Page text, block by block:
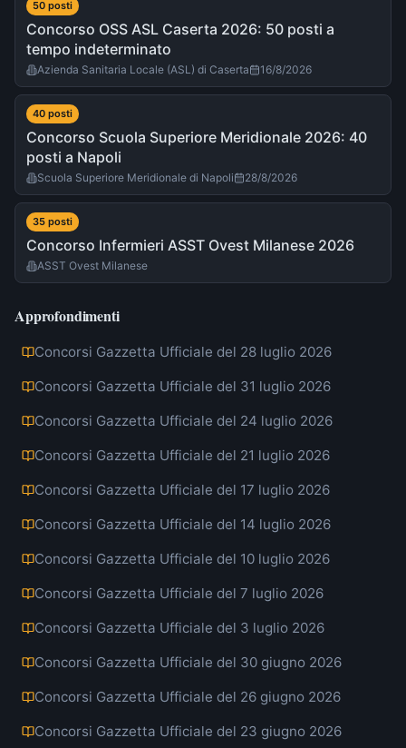
50 posti
Concorso OSS ASL Caserta 2026: 50 posti a
tempo indeterminato
Azienda Sanitaria Locale (ASL) di Caserta 16/8/2026
40 posti
Concorso Scuola Superiore Meridionale 2026: 40
posti a Napoli
Scuola Superiore Meridionale di Napoli 28/8/2026
35 posti
Concorso Infermieri ASST Ovest Milanese 2026
ASST Ovest Milanese
Approfondimenti
Concorsi Gazzetta Ufficiale del 28 luglio 2026
Concorsi Gazzetta Ufficiale del 31 luglio 2026
Concorsi Gazzetta Ufficiale del 24 luglio 2026
Concorsi Gazzetta Ufficiale del 21 luglio 2026
Concorsi Gazzetta Ufficiale del 17 luglio 2026
Concorsi Gazzetta Ufficiale del 14 luglio 2026
Concorsi Gazzetta Ufficiale del 10 luglio 2026
Concorsi Gazzetta Ufficiale del 7 luglio 2026
Concorsi Gazzetta Ufficiale del 3 luglio 2026
Concorsi Gazzetta Ufficiale del 30 giugno 2026
Concorsi Gazzetta Ufficiale del 26 giugno 2026
Concorsi Gazzetta Ufficiale del 23 giugno 2026